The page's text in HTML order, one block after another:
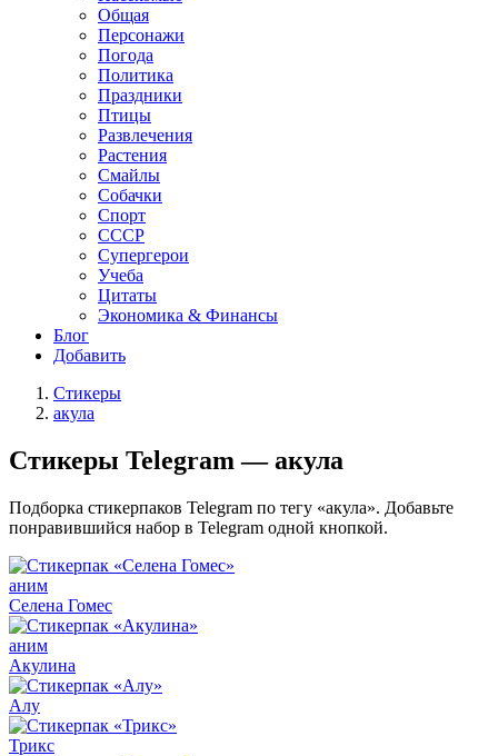
Общая
Персонажи
Погода
Политика
Праздники
Птицы
Развлечения
Растения
Смайлы
Собачки
Спорт
СССР
Супергерои
Учеба
Цитаты
Экономика & Финансы
Блог
Добавить
Стикеры
акула
Стикеры Telegram — акула
Подборка стикерпаков Telegram по тегу «акула». Добавьте
понравившийся набор в Telegram одной кнопкой.
аним
Селена Гомес
аним
Акулина
Алу
Трикс